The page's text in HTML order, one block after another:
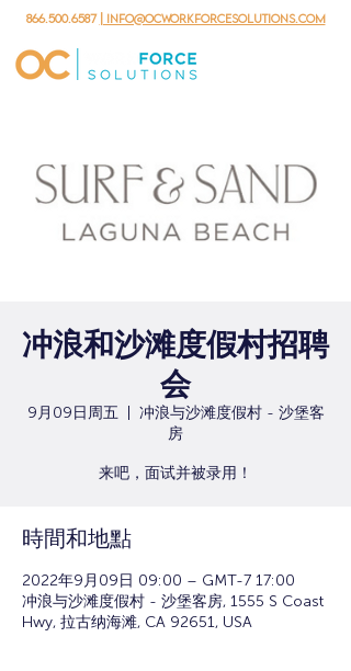
866.500.6587 | info@ocworkforcesolutions.com
冲浪和沙滩度假村招聘
会
9月09日周五
冲浪与沙滩度假村 - 沙堡客
房
来吧，面试并被录用！
時間和地點
2022年9月09日 09:00 – GMT-7 17:00
冲浪与沙滩度假村 - 沙堡客房, 1555 S Coast
Hwy, 拉古纳海滩, CA 92651, USA